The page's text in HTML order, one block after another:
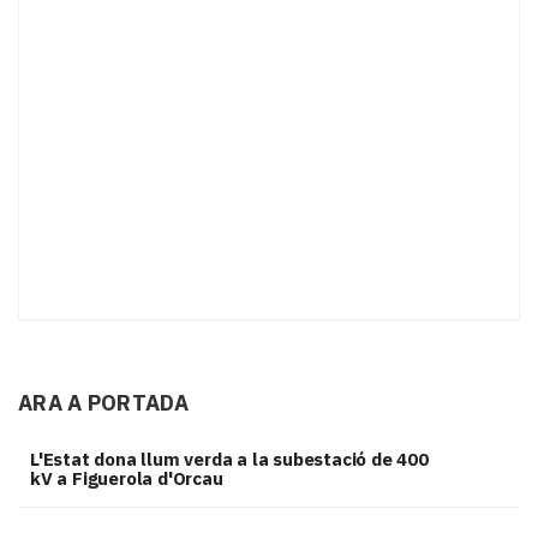
ARA A PORTADA
L'Estat dona llum verda a la subestació de 400
kV a Figuerola d'Orcau